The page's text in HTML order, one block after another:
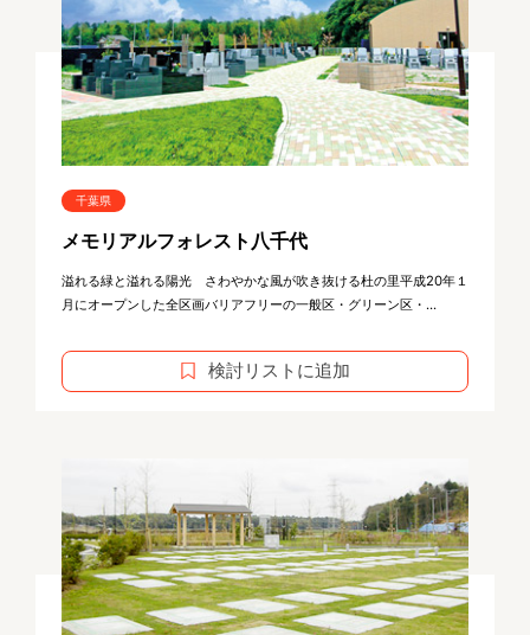
千葉県
メモリアルフォレスト八千代
溢れる緑と溢れる陽光 さわやかな風が吹き抜ける杜の里平成20年１
月にオープンした全区画バリアフリーの一般区・グリーン区・...
検討リストに追加